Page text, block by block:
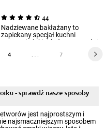
44
Nadziewane bakłażany to
zapiekany specjał kuchni
wegetariańskiej, który przypadnie
4 7
- sprawdź nasze sposoby
jest najprostszym i
najsmaczniejszym sposobem